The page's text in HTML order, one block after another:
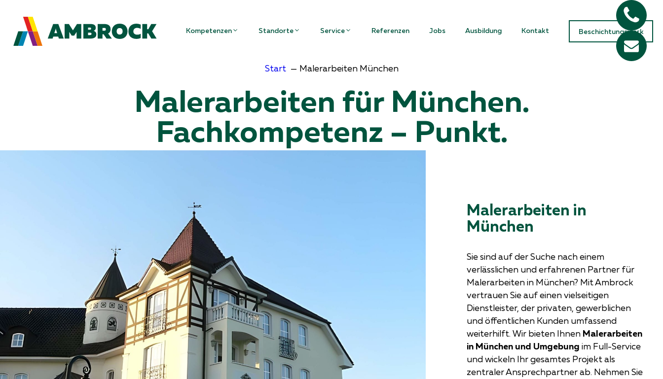
Kompetenzen Standorte Service Referenzen Jobs Ausbildung Kontakt Beschichtungswerk
Start Malerarbeiten München
Malerarbeiten für München.
Fachkompetenz – Punkt.
Malerarbeiten in
München
Sie sind auf der Suche nach einem
verlässlichen und erfahrenen Partner für
Malerarbeiten in München? Mit Ambrock
vertrauen Sie auf einen vielseitigen
Dienstleister, der privaten, gewerblichen
und öffentlichen Kunden umfassend
weiterhilft. Wir bieten Ihnen Malerarbeiten
in München und Umgebung im Full-Service
und wickeln Ihr gesamtes Projekt als
zentraler Ansprechpartner ab. Nehmen Sie